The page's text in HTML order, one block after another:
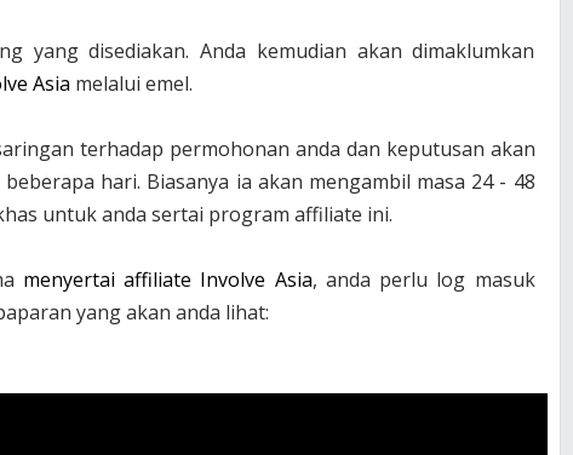
yang disediakan. Anda kemudian akan dimaklumkan
Asia melalui emel.
terhadap permohonan anda dan keputusan akan
hari. Biasanya ia akan mengambil masa 24 - 48
untuk anda sertai program affiliate ini.
menyertai affiliate Involve Asia, anda perlu log masuk
yang akan anda lihat: